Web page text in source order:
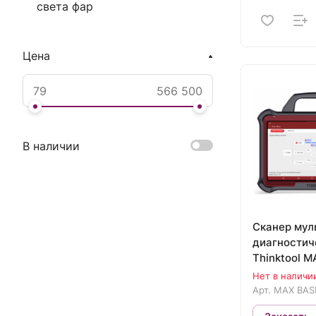
Сканер
Thinktool
Нет в
Арт. MAX
света фар
Цена
В наличии